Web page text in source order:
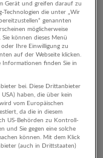
und
Gerät und greifen darauf zu
Technologien die unter „Wir
genannten
möglicherweise
können dieses Menü
Ihre Einwilligung zu
auf der Webseite klicken.
Informationen finden Sie in
bei. Diese Drittanbieter
haben, die über kein
vom Europäischen
da die in diesem
US-Behörden zu Kontroll-
und Sie gegen eine solche
können. Mit dem Klick
(auch in Drittstaaten)